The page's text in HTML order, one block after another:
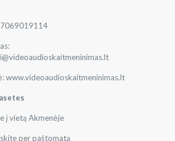
www.videoaudioskaitmeninimas.lt
į vietą Akmenėje
per paštomatą